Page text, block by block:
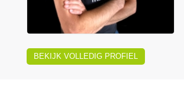
BEKIJK VOLLEDIG PROFIEL